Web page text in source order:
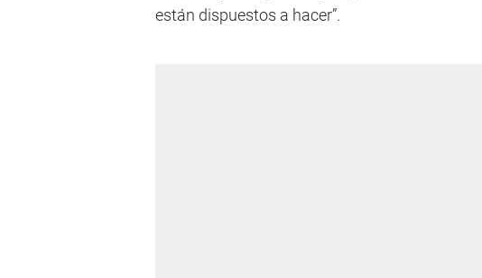
están dispuestos a hacer”.